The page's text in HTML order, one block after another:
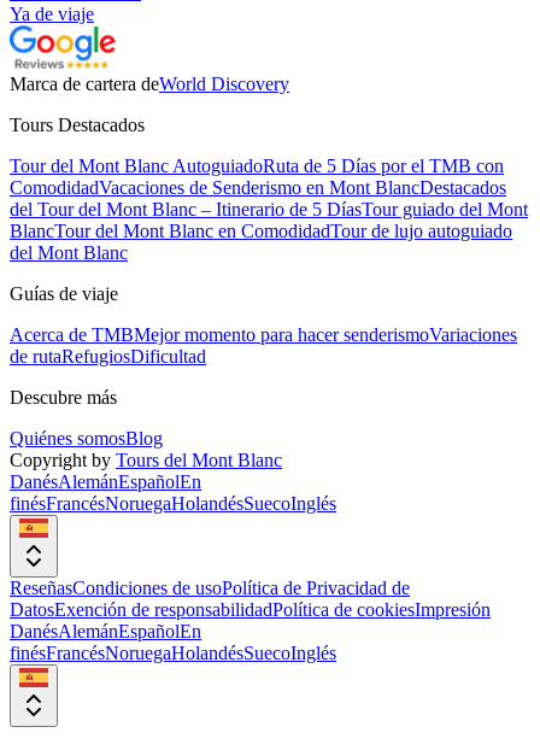
Ya de viaje
Marca de cartera deWorld Discovery
Tours Destacados
Tour del Mont Blanc AutoguiadoRuta de 5 Días por el TMB con
ComodidadVacaciones de Senderismo en Mont BlancDestacados
del Tour del Mont Blanc – Itinerario de 5 DíasTour guiado del Mont
BlancTour del Mont Blanc en ComodidadTour de lujo autoguiado
del Mont Blanc
Guías de viaje
Acerca de TMBMejor momento para hacer senderismoVariaciones
de rutaRefugiosDificultad
Descubre más
Quiénes somosBlog
Copyright by Tours del Mont Blanc
DanésAlemánEspañolEn
finésFrancésNoruegaHolandésSuecoInglés
ReseñasCondiciones de usoPolítica de Privacidad de
DatosExención de responsabilidadPolítica de cookiesImpresión
DanésAlemánEspañolEn
finésFrancésNoruegaHolandésSuecoInglés